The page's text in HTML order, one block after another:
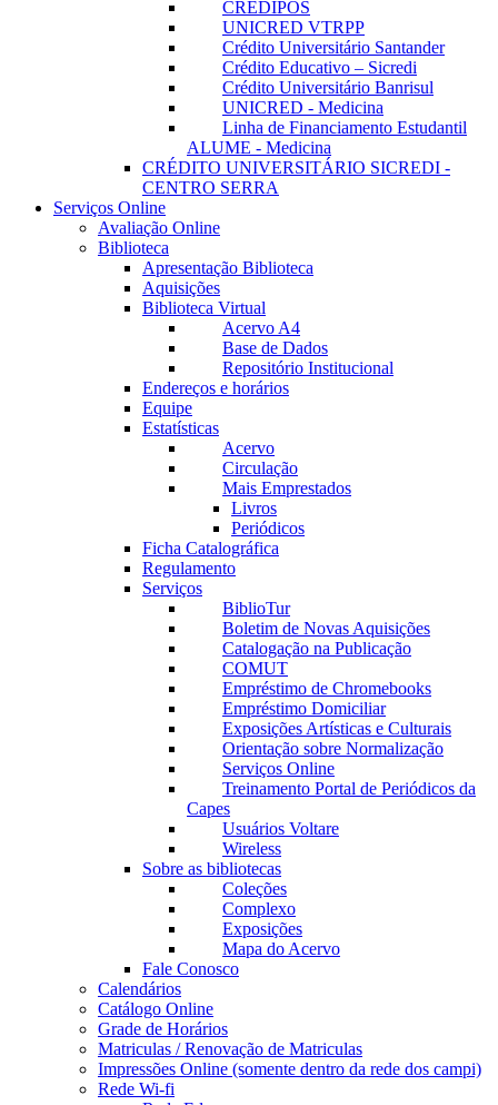
CREDIPOS
UNICRED VTRPP
Crédito Universitário Santander
Crédito Educativo – Sicredi
Crédito Universitário Banrisul
UNICRED - Medicina
Linha de Financiamento Estudantil
ALUME - Medicina
CRÉDITO UNIVERSITÁRIO SICREDI -
CENTRO SERRA
Serviços Online
Avaliação Online
Biblioteca
Apresentação Biblioteca
Aquisições
Biblioteca Virtual
Acervo A4
Base de Dados
Repositório Institucional
Endereços e horários
Equipe
Estatísticas
Acervo
Circulação
Mais Emprestados
Livros
Periódicos
Ficha Catalográfica
Regulamento
Serviços
BiblioTur
Boletim de Novas Aquisições
Catalogação na Publicação
COMUT
Empréstimo de Chromebooks
Empréstimo Domiciliar
Exposições Artísticas e Culturais
Orientação sobre Normalização
Serviços Online
Treinamento Portal de Periódicos da
Capes
Usuários Voltare
Wireless
Sobre as bibliotecas
Coleções
Complexo
Exposições
Mapa do Acervo
Fale Conosco
Calendários
Catálogo Online
Grade de Horários
Matriculas / Renovação de Matriculas
Impressões Online (somente dentro da rede dos campi)
Rede Wi-fi